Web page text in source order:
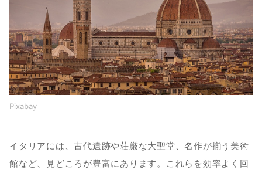
Pixabay
イタリアには、古代遺跡や荘厳な大聖堂、名作が揃う美術
館など、見どころが豊富にあります。これらを効率よく回